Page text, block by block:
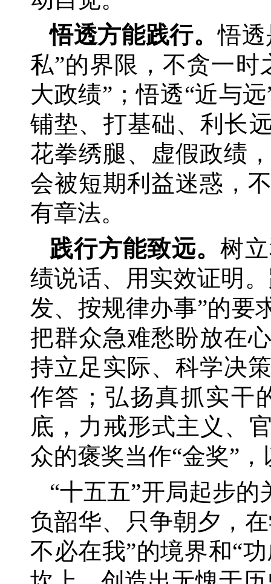
悟透方能践行。悟
私”的界限，不贪一时
大政绩”；悟透“近与
铺垫、打基础、利长
花拳绣腿、虚假政绩
会被短期利益迷惑，
有章法。
践行方能致远。树
绩说话、用实效证明
发、按规律办事”的要
把群众急难愁盼放在
持立足实际、科学决
作答；弘扬真抓实干
底，力戒形式主义、
众的褒奖当作“金奖”
“十五五”开局起步
负韶华、只争朝夕，
不必在我”的境界和“